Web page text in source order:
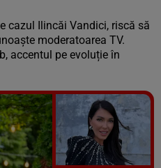
cazul Ilincăi Vandici, riscă să
moderatoarea TV.
accentul pe evoluție în